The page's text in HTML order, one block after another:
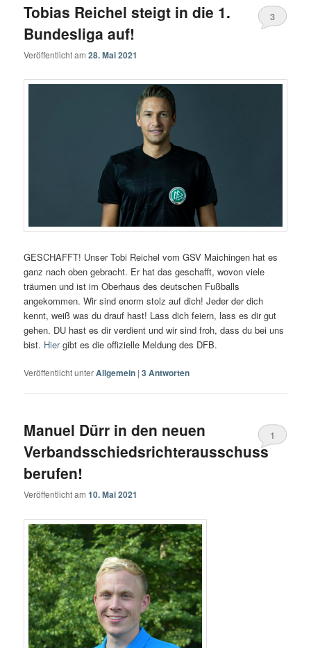
Tobias Reichel steigt in die 1.
Bundesliga auf!
Veröffentlicht am28. Mai 2021
3
GESCHAFFT! Unser Tobi Reichel vom GSV Maichingen hat es
ganz nach oben gebracht. Er hat das geschafft, wovon viele
träumen und ist im Oberhaus des deutschen Fußballs
angekommen. Wir sind enorm stolz auf dich! Jeder der dich
kennt, weiß was du drauf hast! Lass dich feiern, lass es dir gut
gehen. DU hast es dir verdient und wir sind froh, dass du bei uns
bist. Hiergibt es die offizielle Meldung des DFB.
Veröffentlicht unterAllgemein |3 Antworten
Manuel Dürr in den neuen
Verbandsschiedsrichterausschuss
berufen!
Veröffentlicht am10. Mai 2021
1